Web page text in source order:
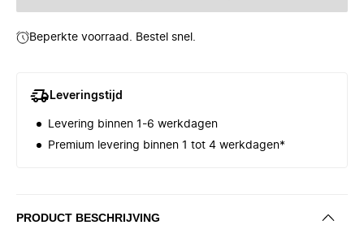
Beperkte voorraad. Bestel snel.
Leveringstijd
Levering binnen 1-6 werkdagen
Premium levering binnen 1 tot 4 werkdagen*
PRODUCT BESCHRIJVING